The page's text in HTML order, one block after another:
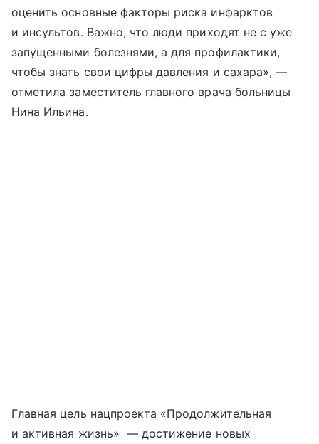
оценить основные факторы риска инфарктов
и инсультов. Важно, что люди приходят не с уже
запущенными болезнями, а для профилактики,
чтобы знать свои цифры давления и сахара», —
отметила заместитель главного врача больницы
Нина Ильина.
Главная цель нацпроекта «Продолжительная
и активная жизнь» — достижение новых